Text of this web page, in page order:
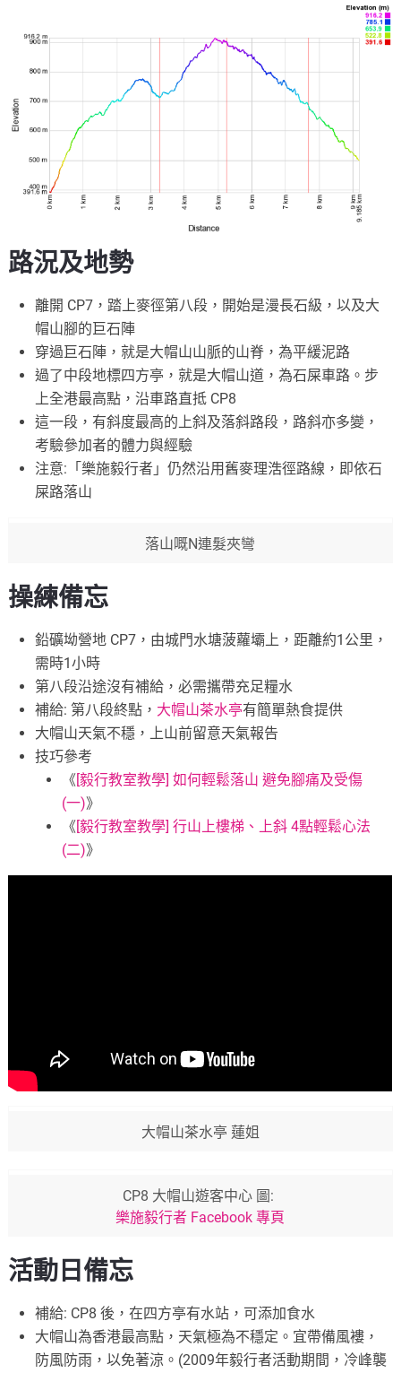
路況及地勢
離開 CP7，踏上麥徑第八段，開始是漫長石級，以及大
帽山腳的巨石陣
穿過巨石陣，就是大帽山山脈的山脊，為平緩泥路
過了中段地標四方亭，就是大帽山道，為石屎車路。步
上全港最高點，沿車路直抵 CP8
這一段，有斜度最高的上斜及落斜路段，路斜亦多變，
考驗參加者的體力與經驗
注意:「樂施毅行者」仍然沿用舊麥理浩徑路線，即依石
屎路落山
落山嘅N連髮夾彎
操練備忘
鉛礦坳營地 CP7，由城門水塘菠蘿壩上，距離約1公里，
需時1小時
第八段沿途沒有補給，必需攜帶充足糧水
補給: 第八段終點， 大帽山茶水亭有簡單熱食提供
大帽山天氣不穩，上山前留意天氣報告
技巧參考
《 [毅行教室教學] 如何輕鬆落山 避免腳痛及受傷
(一)》
《 [毅行教室教學] 行山上樓梯、上斜 4點輕鬆心法
(二)》
大帽山茶水亭 蓮姐
CP8 大帽山遊客中心 圖:
樂施毅行者 Facebook 專頁
活動日備忘
補給: CP8 後，在四方亭有水站，可添加食水
大帽山為香港最高點，天氣極為不穩定。宜帶備風褸，
防風防雨，以免著涼。(2009年毅行者活動期間，冷峰襲